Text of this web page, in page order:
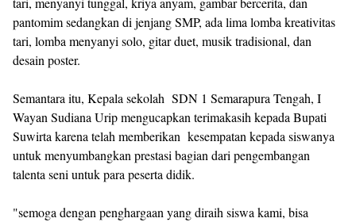
pantomim sedangkan di jenjang SMP, ada lima lomba kreativitas
tari, lomba menyanyi solo, gitar duet, musik tradisional, dan
desain poster.
Semantara itu, Kepala sekolah SDN 1 Semarapura Tengah, I
Wayan Sudiana Urip mengucapkan terimakasih kepada Bupati
Suwirta karena telah memberikan kesempatan kepada siswanya
untuk menyumbangkan prestasi bagian dari pengembangan
talenta seni untuk para peserta didik.
"semoga dengan penghargaan yang diraih siswa kami, bisa